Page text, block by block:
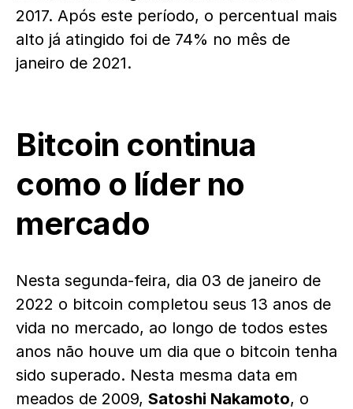
2017. Após este período, o percentual mais
alto já atingido foi de 74% no mês de
janeiro de 2021.
Bitcoin continua
como o líder no
mercado
Nesta segunda-feira, dia 03 de janeiro de
2022 o bitcoin completou seus 13 anos de
vida no mercado, ao longo de todos estes
anos não houve um dia que o bitcoin tenha
sido superado. Nesta mesma data em
meados de 2009, Satoshi Nakamoto, o